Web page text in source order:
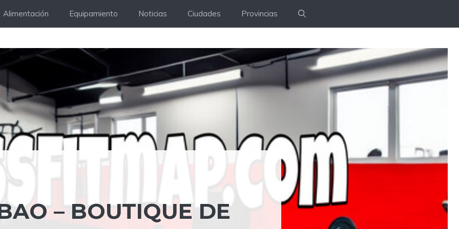
Alimentación Equipamiento Noticias Ciudades Provincias
– BOUTIQUE DE